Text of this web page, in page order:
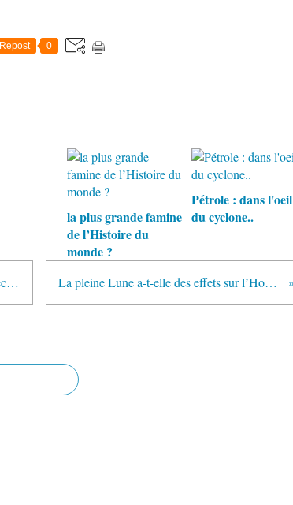
Repost 0
la plus grande famine
de l’Histoire du
monde ?
Pétrole : dans l'oeil
du cyclone..
Myopie : une épidémie sans précédent La pleine Lune a-t-elle des effets sur l’Homme ?